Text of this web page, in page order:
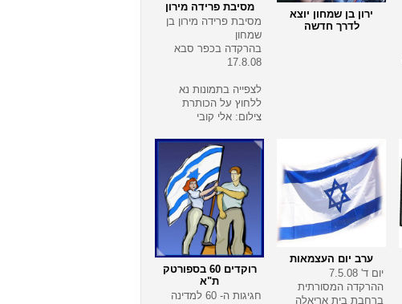
ירון בן שמחון יוצא
לדרך חדשה
מסיבת פרידה מירון
מסיבת פרידה מירון בן
שמחון
בהרקדה בכפר סבא
17.8.08
לצפייה בתמונות נא
ללחוץ על הכותרת
צילום: אלי קובי
ערב יום העצמאות
יום ד' 7.5.08
ההרקדה המסורתית
ברחבת בית אריאלה
רוקדים 60 בספורטק
ת"א
חגיגות ה- 60 למדינה